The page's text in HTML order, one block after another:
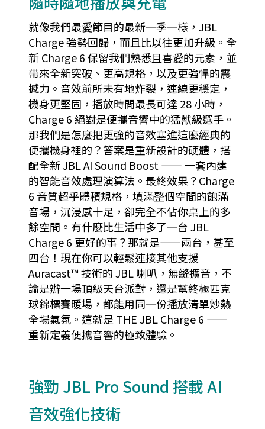
就像我們最愛節目的最新一季一樣，JBL
Charge 強勢回歸，而且比以往更加升級。全
新 Charge 6 保留我們熟悉且喜愛的元素，並
帶來全新突破、更高規格，以及更強悍的震
撼力。音效前所未有地炸裂，連線更穩定，
機身更堅固，播放時間最長可達 28 小時，
Charge 6 絕對是便攜音響中的猛獸級選手。
那我們是怎麼把更強的音效塞進這麼經典的
便攜機身裡的？答案是重新設計的硬體，搭
配全新 JBL AI Sound Boost —— 一套內建
的智能音效處理演算法。最終效果？Charge
6 音質超乎體積規格，填滿整個空間的飽滿
音場，沉浸感十足，卻完全不佔你桌上的多
餘空間。有什麼比生活中多了一台 JBL
Charge 6 更好的事？那就是——兩台，甚至
四台！現在你可以輕鬆連接其他支援
Auracast™ 技術的 JBL 喇叭，無縫擴音，不
論是辦一場頂級天台派對，還是幫終極匹克
球錦標賽暖場，都能用同一份播放清單炒熱
全場氣氛。這就是 THE JBL Charge 6 ——
重新定義便攜音響的極致體驗。
強勁 JBL Pro Sound 搭載 AI
音效強化技術